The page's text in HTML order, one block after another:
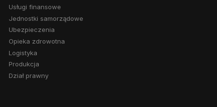
Usługi finansowe
Jednostki samorządowe
Ubezpieczenia
Opieka zdrowotna
Logistyka
Produkcja
Dział prawny